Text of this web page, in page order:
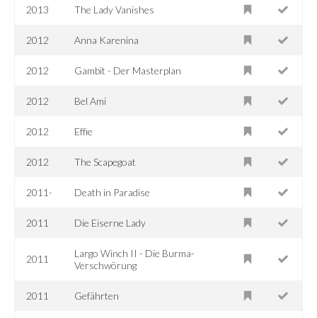
2013 The Lady Vanishes
2012 Anna Karenina
2012 Gambit - Der Masterplan
2012 Bel Ami
2012 Effie
2012 The Scapegoat
2011- Death in Paradise
2011 Die Eiserne Lady
2011
Largo Winch II - Die Burma-
Verschwörung
2011 Gefährten